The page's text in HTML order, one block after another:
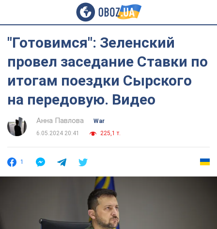
"Готовимся": Зеленский
провел заседание Ставки по
итогам поездки Сырского
на передовую. Видео
Анна Павлова
War
6.05.2024 20:41
225,1 т.
1